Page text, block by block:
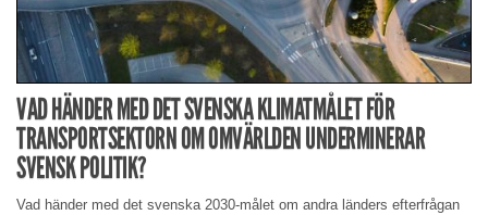
VAD HÄNDER MED DET SVENSKA KLIMATMÅLET FÖR
TRANSPORTSEKTORN OM OMVÄRLDEN UNDERMINERAR
SVENSK POLITIK?
Vad händer med det svenska 2030-målet om andra länders efterfrågan